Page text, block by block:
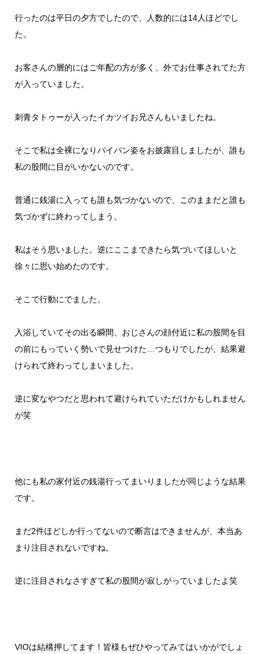
行ったのは平日の夕方でしたので、人数的には14人ほどでし
た。
お客さんの層的にはご年配の方が多く、外でお仕事されてた方
が入っていました。
刺青タトゥーが入ったイカツイお兄さんもいましたね。
そこで私は全裸になりパイパン姿をお披露目しましたが、誰も
私の股間に目がいかないのです。
普通に銭湯に入っても誰も気づかないので、このままだと誰も
気づかずに終わってしまう。
私はそう思いました。逆にここまできたら気づいてほしいと
徐々に思い始めたのです。
そこで行動にでました。
入浴していてその出る瞬間、おじさんの顔付近に私の股間を目
の前にもっていく勢いで見せつけた…つもりでしたが、結果避
けられて終わってしまいました。
逆に変なやつだと思われて避けられていただけかもしれません
が笑
他にも私の家付近の銭湯行ってまいりましたが同じような結果
です。
まだ2件ほどしか行ってないので断言はできませんが、本当あ
まり注目されないですね。
逆に注目されなさすぎて私の股間が寂しがっていましたよ笑
VIOは結構押してます！皆様もぜひやってみてはいかがでしょ